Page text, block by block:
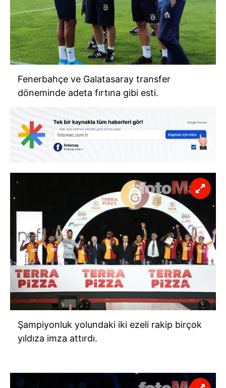
Fenerbahçe ve Galatasaray transfer
döneminde adeta fırtına gibi esti.
Şampiyonluk yolundaki iki ezeli rakip birçok
yıldıza imza attırdı.